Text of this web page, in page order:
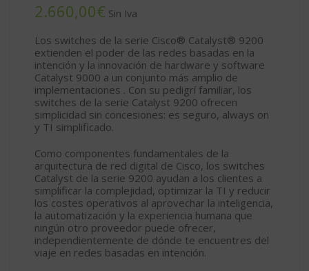
€
Los switches de la serie Cisco® Catalyst® 9200
extienden el poder de las redes basadas en la
intención y la innovación de hardware y software
Catalyst 9000 a un conjunto más amplio de
implementaciones . Con su pedigrí familiar, los
switches de la serie Catalyst 9200 ofrecen
simplicidad sin concesiones: es seguro, always on
y TI simplificado.
Como componentes fundamentales de la
arquitectura de red digital de Cisco, los switches
Catalyst de la serie 9200 ayudan a los clientes a
simplificar la complejidad, optimizar la TI y reducir
los costes operativos al aprovechar la inteligencia,
la automatización y la experiencia humana que
ningún otro proveedor puede ofrecer,
independientemente de dónde te encuentres del
viaje en redes basadas en intención.